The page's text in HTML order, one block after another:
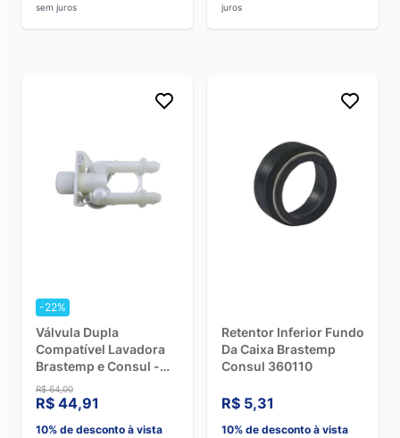
sem juros
juros
-22%
Válvula Dupla
Compatível Lavadora
Brastemp e Consul -
220V
R$ 64,00
R$ 44,91
10% de desconto à vista
Retentor Inferior Fundo
Da Caixa Brastemp
Consul 360110
R$ 5,31
10% de desconto à vista